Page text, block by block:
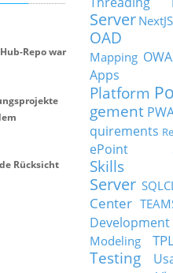
Repo war
Rücksicht
Server NextJS
OAD
Mapping
Apps
Platform
gement
quirements
ePoint
Skills
Server
Center
Development
Modeling
Testing